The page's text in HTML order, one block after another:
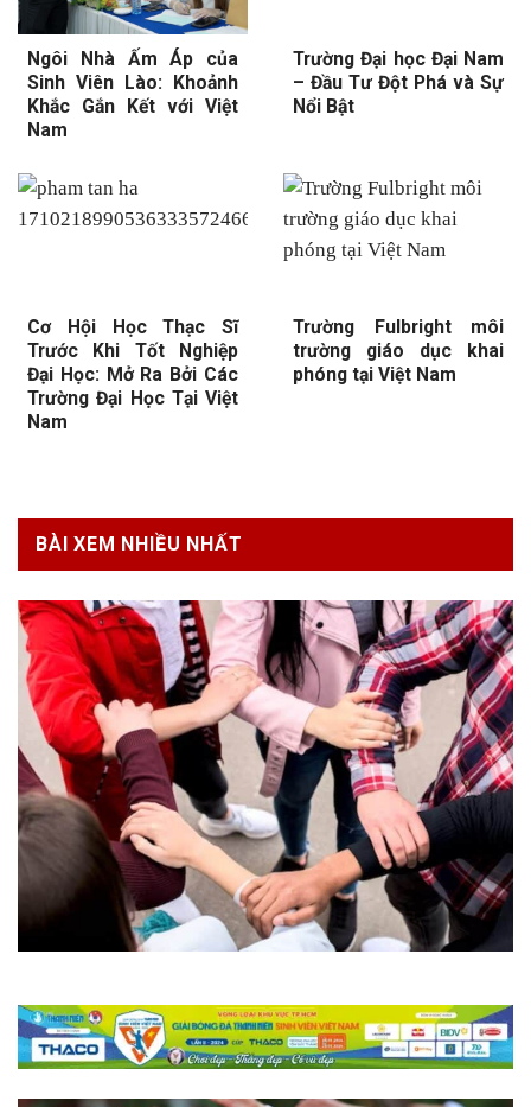
Ngôi Nhà Ấm Áp của
Sinh Viên Lào: Khoảnh
Khắc Gắn Kết với Việt
Nam
Trường Đại học Đại Nam
– Đầu Tư Đột Phá và Sự
Nổi Bật
Cơ Hội Học Thạc Sĩ
Trước Khi Tốt Nghiệp
Đại Học: Mở Ra Bởi Các
Trường Đại Học Tại Việt
Nam
Trường Fulbright môi
trường giáo dục khai
phóng tại Việt Nam
BÀI XEM NHIỀU NHẤT